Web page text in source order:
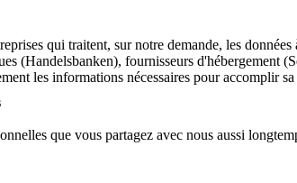
qui traitent, sur notre demande, les
(Handelsbanken), fournisseurs d'hébergement
les informations nécessaires pour accomplir sa
que vous partagez avec nous aussi